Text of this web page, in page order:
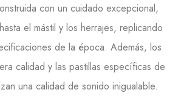
con un cuidado excepcional,
el mástil y los herrajes, replicando
de la época. Además, los
calidad y las pastillas específicas de
una calidad de sonido inigualable.